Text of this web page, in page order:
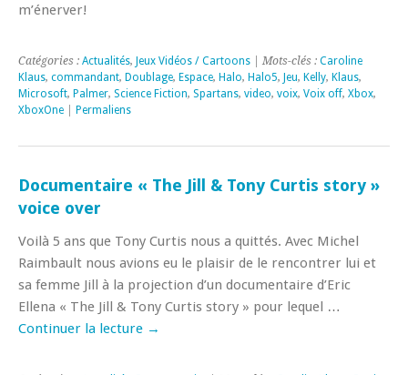
m’énerver!
Catégories : Actualités, Jeux Vidéos / Cartoons | Mots-clés : Caroline
Klaus, commandant, Doublage, Espace, Halo, Halo5, Jeu, Kelly, Klaus,
Microsoft, Palmer, Science Fiction, Spartans, video, voix, Voix off, Xbox,
XboxOne
Permaliens
Documentaire « The Jill & Tony Curtis story »
voice over
Voilà 5 ans que Tony Curtis nous a quittés. Avec Michel
Raimbault nous avions eu le plaisir de le rencontrer lui et
sa femme Jill à la projection d’un documentaire d’Eric
Ellena « The Jill & Tony Curtis story » pour lequel …
Continuer la lecture →